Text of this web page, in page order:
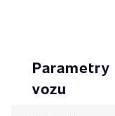
Parametry
vozu